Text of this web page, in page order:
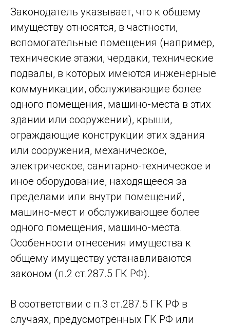
Законодатель указывает, что к общему
имуществу относятся, в частности,
вспомогательные помещения (например,
технические этажи, чердаки, технические
подвалы, в которых имеются инженерные
коммуникации, обслуживающие более
одного помещения, машино-места в этих
здании или сооружении), крыши,
ограждающие конструкции этих здания
или сооружения, механическое,
электрическое, санитарно-техническое и
иное оборудование, находящееся за
пределами или внутри помещений,
машино-мест и обслуживающее более
одного помещения, машино-места.
Особенности отнесения имущества к
общему имуществу устанавливаются
законом (п.2 ст.287.5 ГК РФ).
В соответствии с п.3 ст.287.5 ГК РФ в
случаях, предусмотренных ГК РФ или